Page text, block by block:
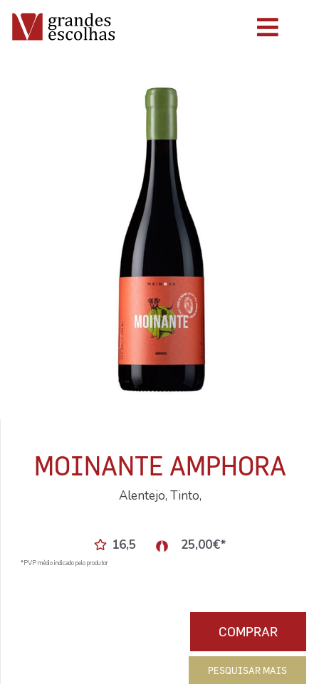
MOINANTE AMPHORA
Alentejo, Tinto,
16,5 25,00€*
*PVP médio indicado pelo produtor
COMPRAR
PESQUISAR MAIS